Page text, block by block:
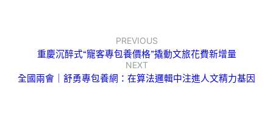
PREVIOUS
重慶沉醉式“寵客專包養價格”撬動文旅花費新增量
NEXT
全國兩會｜舒勇專包養網：在算法邏輯中注進人文精力基因